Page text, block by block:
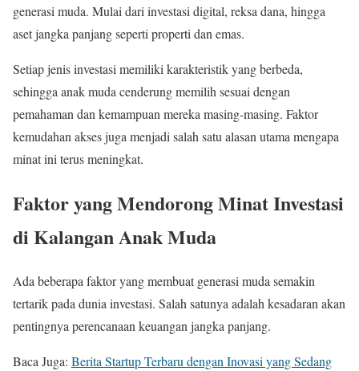
generasi muda. Mulai dari investasi digital, reksa dana, hingga
aset jangka panjang seperti properti dan emas.
Setiap jenis investasi memiliki karakteristik yang berbeda,
sehingga anak muda cenderung memilih sesuai dengan
pemahaman dan kemampuan mereka masing-masing. Faktor
kemudahan akses juga menjadi salah satu alasan utama mengapa
minat ini terus meningkat.
Faktor yang Mendorong Minat Investasi
di Kalangan Anak Muda
Ada beberapa faktor yang membuat generasi muda semakin
tertarik pada dunia investasi. Salah satunya adalah kesadaran akan
pentingnya perencanaan keuangan jangka panjang.
Baca Juga: Berita Startup Terbaru dengan Inovasi yang Sedang